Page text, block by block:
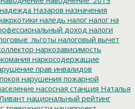
надежда Назаров назначения
наледь налог налог на
доход налоги
налоговый вычет
наркозависимость
наркосодержащие
прав инвалидов
нарушения пожарной
насосная станция Наталья
национальный рейтинг